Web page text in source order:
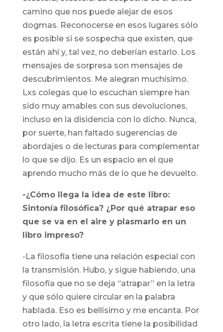
camino que nos puede alejar de esos
dogmas. Reconocerse en esos lugares sólo
es posible si se sospecha que existen, que
están ahí y, tal vez, no deberían estarlo. Los
mensajes de sorpresa son mensajes de
descubrimientos. Me alegran muchísimo.
Lxs colegas que lo escuchan siempre han
sido muy amables con sus devoluciones,
incluso en la disidencia con lo dicho. Nunca,
por suerte, han faltado sugerencias de
abordajes o de lecturas para complementar
lo que se dijo. Es un espacio en el que
aprendo mucho más de lo que he devuelto.
-¿Cómo llega la idea de este libro:
Sintonía filosófica? ¿Por qué atrapar eso
que se va en el aire y plasmarlo en un
libro impreso?
-La filosofía tiene una relación especial con
la transmisión. Hubo, y sigue habiendo, una
filosofía que no se deja “atrapar” en la letra
y que sólo quiere circular en la palabra
hablada. Eso es bellísimo y me encanta. Por
otro lado, la letra escrita tiene la posibilidad